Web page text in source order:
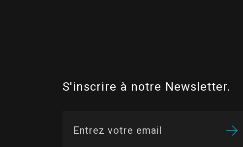
S'inscrire à notre Newsletter.